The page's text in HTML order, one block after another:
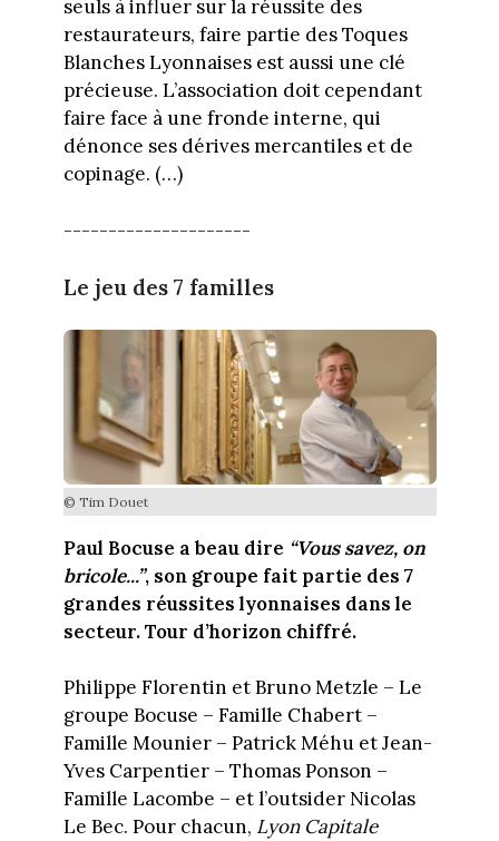
seuls à influer sur la réussite des
restaurateurs, faire partie des Toques
Blanches Lyonnaises est aussi une clé
précieuse. L’association doit cependant
faire face à une fronde interne, qui
dénonce ses dérives mercantiles et de
copinage. (…)
---------------------
Le jeu des 7 familles
© Tim Douet
Paul Bocuse a beau dire “Vous savez, on
bricole...”, son groupe fait partie des 7
grandes réussites lyonnaises dans le
secteur. Tour d’horizon chiffré.
Philippe Florentin et Bruno Metzle – Le
groupe Bocuse – Famille Chabert –
Famille Mounier – Patrick Méhu et Jean-
Yves Carpentier – Thomas Ponson –
Famille Lacombe – et l’outsider Nicolas
Le Bec. Pour chacun, Lyon Capitale